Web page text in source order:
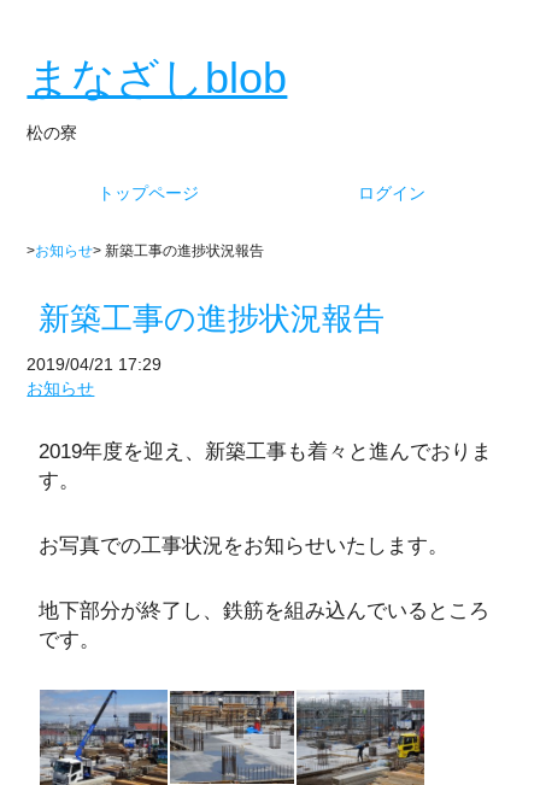
まなざしblob
松の寮
トップページ ログイン
>お知らせ> 新築工事の進捗状況報告
新築工事の進捗状況報告
2019/04/21 17:29
お知らせ
2019年度を迎え、新築工事も着々と進んでおりま
す。
お写真での工事状況をお知らせいたします。
地下部分が終了し、鉄筋を組み込んでいるところ
です。